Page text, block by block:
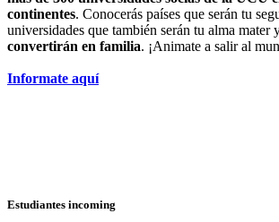
continentes. Conocerás países que serán tu
universidades que también serán tu alma mater
convertirán en familia. ¡Animate a salir al
Informate aquí
Estudiantes incoming